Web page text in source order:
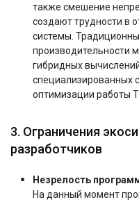
также смешение
создают трудности в
системы.
производительности
гибридных
специализированных
оптимизации работы
3. Ограничения
разработчиков
Незрелость
На данный момент